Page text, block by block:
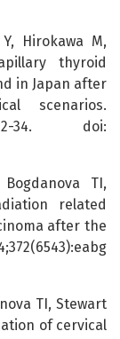
Hirokawa M,
thyroid
in Japan after
scenarios.
34. doi:
TI,
related
after the
TI, Stewart
of cervical